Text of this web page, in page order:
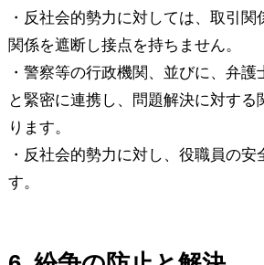
・反社会的勢力に対しては、取引
関係を遮断し接点を持ちません。
・警察等の行政機関、並びに、弁護
と緊密に連携し、問題解決に対する
ります。
・反社会的勢力に対し、役職員の安
す。